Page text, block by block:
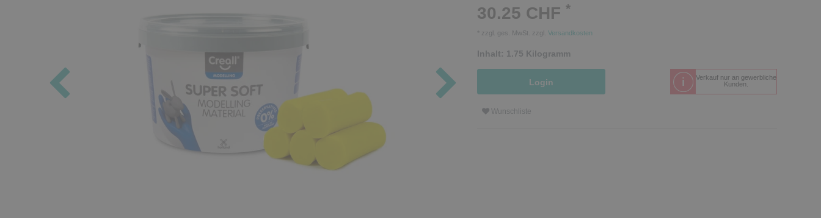
30.25 CHF *
* zzgl. ges. MwSt. zzgl. Versandkosten
Inhalt: 1.75 Kilogramm
Login
Verkauf nur an gewerbliche
Kunden.
Wunschliste